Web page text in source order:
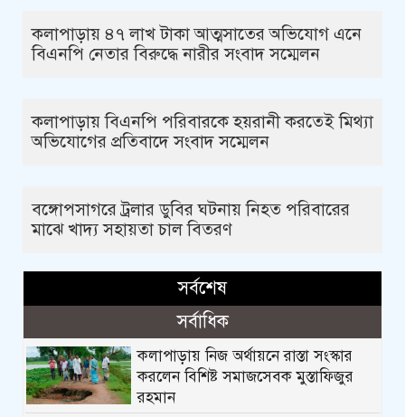
কলাপাড়ায় ৪৭ লাখ টাকা আত্মসাতের অভিযোগ এনে
বিএনপি নেতার বিরুদ্ধে নারীর সংবাদ সম্মেলন
কলাপাড়ায় বিএনপি পরিবারকে হয়রানী করতেই মিথ্যা
অভিযোগের প্রতিবাদে সংবাদ সম্মেলন
বঙ্গোপসাগরে ট্রলার ডুবির ঘটনায় নিহত পরিবারের
মাঝে খাদ্য সহায়তা চাল বিতরণ
সর্বশেষ
সর্বাধিক
কলাপাড়ায় নিজ অর্থায়নে রাস্তা সংস্কার
করলেন বিশিষ্ট সমাজসেবক মুস্তাফিজুর
রহমান